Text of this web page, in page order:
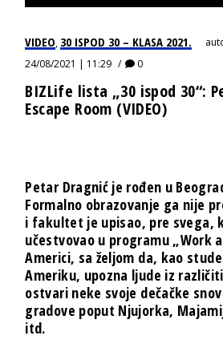
VIDEO, 30 ISPOD 30 – KLASA 2021.
24/08/2021 | 11:29
0
BIZLife lista „30 ispod 30“:
Escape Room (VIDEO)
Petar Dragnić je rođen u
Formalno obrazovanje ga nije
i fakultet je upisao, pre svega,
učestvovao u programu „Work
Americi, sa željom da, kao
Ameriku, upozna ljude iz
ostvari neke svoje dečačke
gradove poput Njujorka,
itd.